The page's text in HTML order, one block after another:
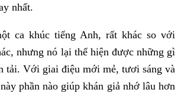
nhất.
ca khúc tiếng Anh, rất khác so với
nhưng nó lại thể hiện được những gì
tải. Với giai điệu mới mẻ, tươi sáng và
phần nào giúp khán giả nhớ lâu hơn